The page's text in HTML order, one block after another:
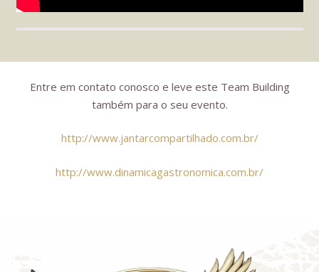
Entre em contato conosco e leve este Team Building
também para o seu evento.
http://www.jantarcompartilhado.com.br/
http://www.dinamicagastronomica.com.br/